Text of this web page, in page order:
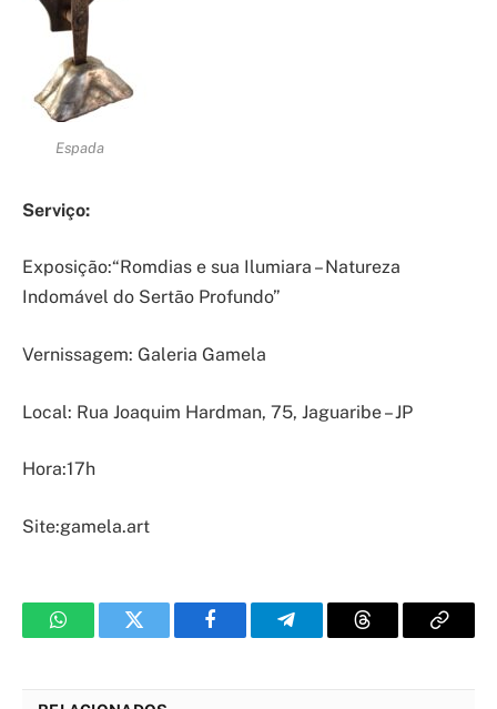
Espada
Serviço:
Exposição:“Romdias e sua Ilumiara – Natureza
Indomável do Sertão Profundo”
Vernissagem: Galeria Gamela
Local: Rua Joaquim Hardman, 75, Jaguaribe – JP
Hora:17h
Site:gamela.art
WhatsAppTwitter FacebookTelegramThreads Copy